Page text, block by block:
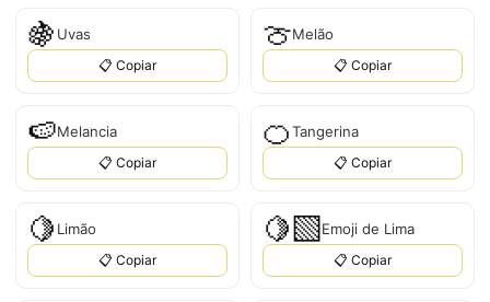
🍇 Uvas
📋 Copiar
🍈Melão
📋 Copiar
🍉Melancia
📋 Copiar
🍊Tangerina
📋 Copiar
🍋 Limão
📋 Copiar
🍋‍🟩 Emoji de Lima
📋 Copiar